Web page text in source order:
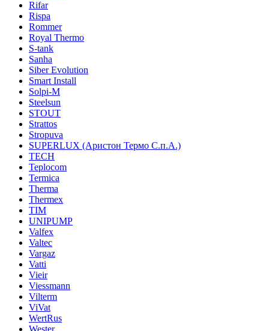
Rifar
Rispa
Rommer
Royal Thermo
S-tank
Sanha
Siber Evolution
Smart Install
Solpi-M
Steelsun
STOUT
Strattos
Stropuva
SUPERLUX (Аристон Термо С.п.А.)
TECH
Teplocom
Termica
Therma
Thermex
TIM
UNIPUMP
Valfex
Valtec
Vargaz
Vatti
Vieir
Viessmann
Vilterm
ViVat
WertRus
Wester